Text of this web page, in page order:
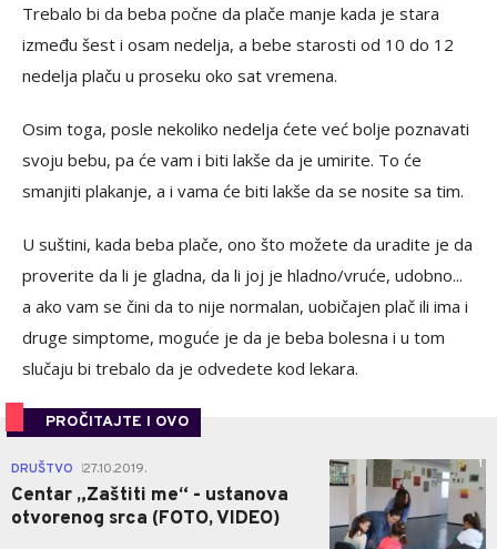
Trebalo bi da beba počne da plače manje kada je stara
između šest i osam nedelja, a bebe starosti od 10 do 12
nedelja plaču u proseku oko sat vremena.
Osim toga, posle nekoliko nedelja ćete već bolje poznavati
svoju bebu, pa će vam i biti lakše da je umirite. To će
smanjiti plakanje, a i vama će biti lakše da se nosite sa tim.
U suštini, kada beba plače, ono što možete da uradite je da
proverite da li je gladna, da li joj je hladno/vruće, udobno...
a ako vam se čini da to nije normalan, uobičajen plač ili ima i
druge simptome, moguće je da je beba bolesna i u tom
slučaju bi trebalo da je odvedete kod lekara.
PROČITAJTE I OVO
DRUŠTVO 27.10.2019.
Centar „Zaštiti me“ - ustanova
otvorenog srca (FOTO, VIDEO)
1